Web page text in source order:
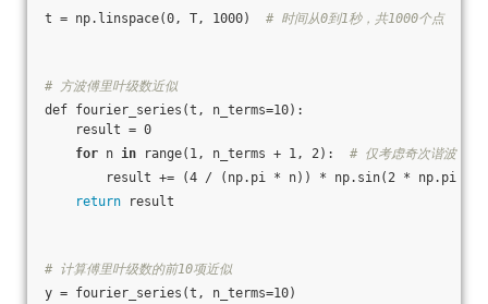
t = np.linspace(0, T, 1000) # 时间从0到1秒，共1000个点
# 方波傅里叶级数近似
def fourier_series(t, n_terms=10):
result = 0
for n in range(1, n_terms + 1, 2): # 仅考虑奇次谐波
result += (4 / (np.pi * n)) * np.sin(2 * np.pi * n
return result
# 计算傅里叶级数的前10项近似
y = fourier_series(t, n_terms=10)